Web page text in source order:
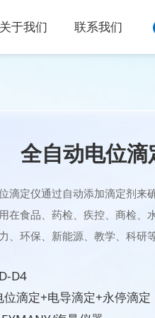
于我们 联系我们
全自动电位滴
滴定仪通过自动添加滴定剂来
在食品、药检、疾控、商检、
、环保、新能源、教学、科研
D4
位滴定+电导滴定+永停滴定